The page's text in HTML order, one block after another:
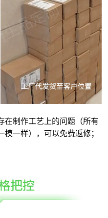
在制作工艺上的问题（所有
一样），可以免费返修；